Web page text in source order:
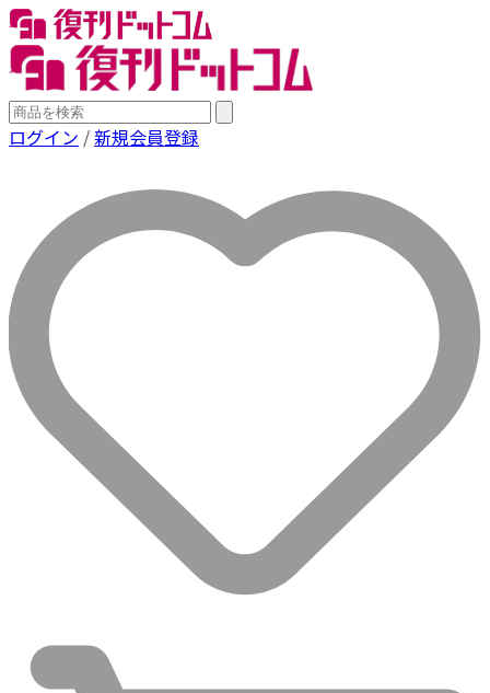
ログイン /新規会員登録